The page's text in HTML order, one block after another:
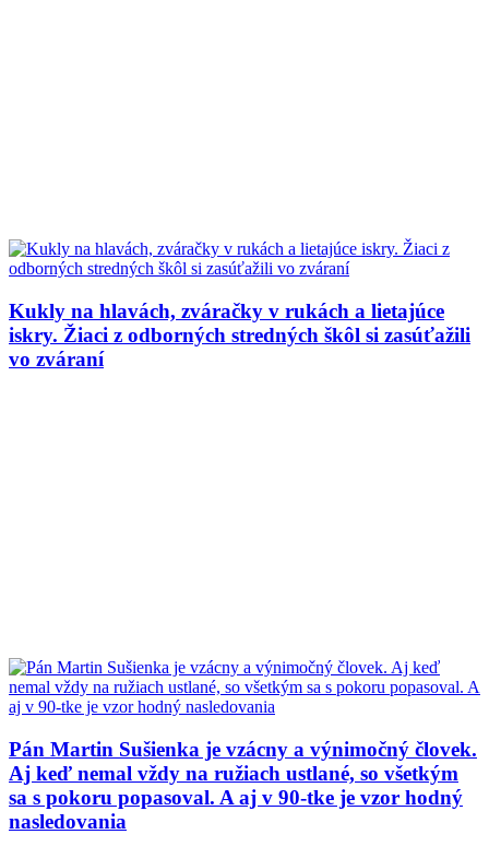
Kukly na hlavách, zváračky v rukách a lietajúce
iskry. Žiaci z odborných stredných škôl si zasúťažili
vo zváraní
Pán Martin Sušienka je vzácny a výnimočný človek.
Aj keď nemal vždy na ružiach ustlané, so všetkým
sa s pokoru popasoval. A aj v 90-tke je vzor hodný
nasledovania